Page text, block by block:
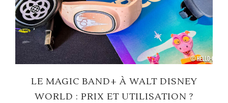
LE MAGIC BAND+ À WALT DISNEY
WORLD : PRIX ET UTILISATION ?